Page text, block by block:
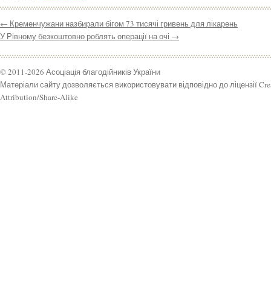
← Кременчужани назбирали бігом 73 тисячі гривень для лікарень
У Рівному безкоштовно роблять операції на очі →
© 2011-2026 Асоціація благодійників України
Матеріали сайту дозволяється використовувати відповідно до ліцензії
Attribution/Share-Alike